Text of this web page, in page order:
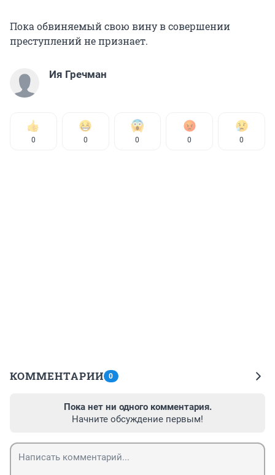
Пока обвиняемый свою вину в совершении
преступлений не признает.
Ия Гречман
0 0 0 0 0
КОММЕНТАРИИ 0
Пока нет ни одного комментария.
Начните обсуждение первым!